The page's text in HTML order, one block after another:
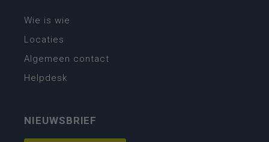
Wie is wie
Locaties
Algemeen contact
Helpdesk
NIEUWSBRIEF